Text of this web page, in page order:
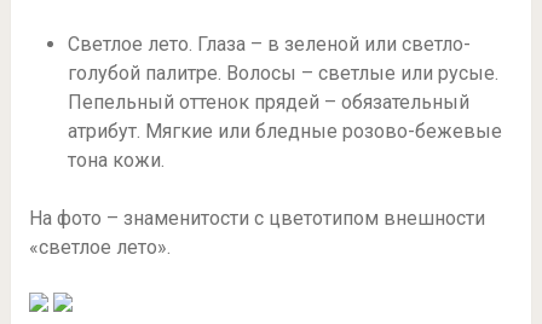
Светлое лето. Глаза – в зеленой или светло-
голубой палитре. Волосы – светлые или русые.
Пепельный оттенок прядей – обязательный
атрибут. Мягкие или бледные розово-бежевые
тона кожи.
На фото – знаменитости с цветотипом внешности
«светлое лето».